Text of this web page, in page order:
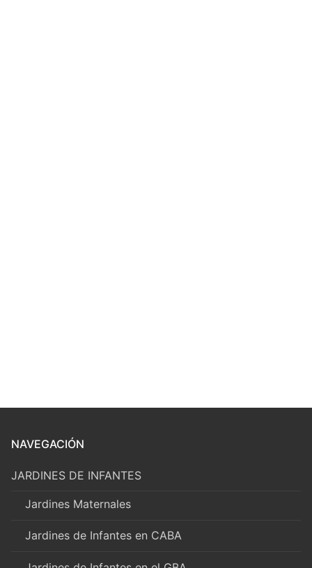
NAVEGACIÓN
JARDINES DE INFANTES
Jardines Maternales
Jardines de Infantes en CABA